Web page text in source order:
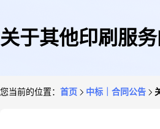
关于其他印刷服
您当前的位置： 首页 中标｜合同公告